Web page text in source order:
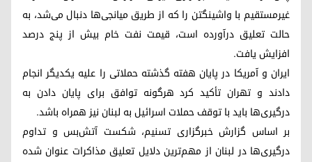
غیرمستقیم با واشینگتن را که از طریق میانجی‌ها دنبال می‌شد، به
حالت تعلیق درآورده است، قیمت نفت خام بیش از پنج درصد
افزایش یافت.
ایران و آمریکا در پایان هفته گذشته حملاتی را علیه یکدیگر انجام
دادند و تهران تأکید کرد هرگونه توافق برای پایان دادن به
درگیری‌ها باید با توقف حملات اسرائیل به لبنان نیز همراه باشد.
بر اساس گزارش خبرگزاری تسنیم، شکست آتش‌بس و تداوم
درگیری‌ها در لبنان از مهم‌ترین دلایل تعلیق مذاکرات عنوان شده